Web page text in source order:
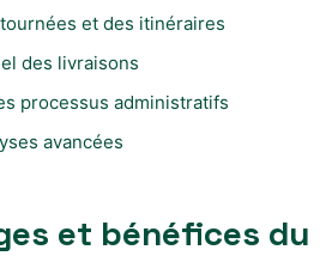
et des itinéraires
des livraisons
processus administratifs
avancées
et bénéfices du